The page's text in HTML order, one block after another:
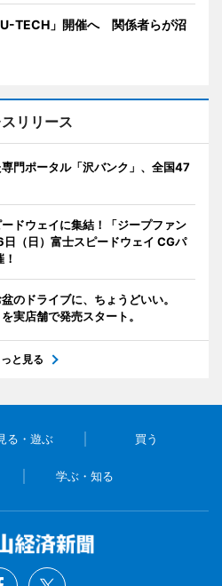
TECH」開催へ 関係者らが沼
リリース
門ポータル「沢バンク」、全国47
ドウェイに集結！「ジープファン
（日）富士スピードウェイ CGパ
のドライブに、ちょうどいい。
実店舗で発売スタート。
っと見る
る・遊ぶ 買う
学ぶ・知る